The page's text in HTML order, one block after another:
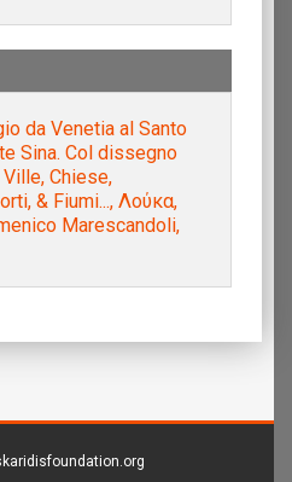
da Venetia al Santo
Sina. Col dissegno
Chiese,
& Fiumi..., Λούκα,
Marescandoli,